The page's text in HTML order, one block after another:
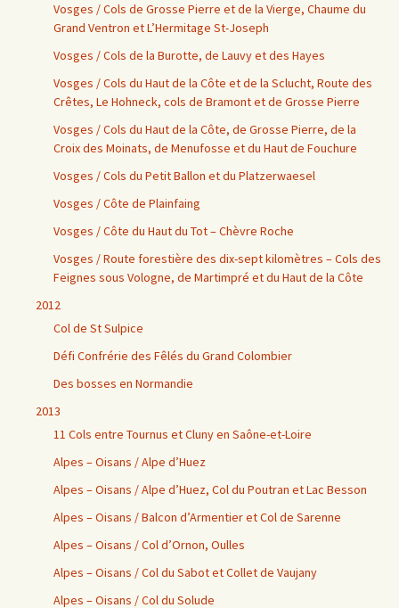
Vosges / Cols de Grosse Pierre et de la Vierge, Chaume du
Grand Ventron et L’Hermitage St-Joseph
Vosges / Cols de la Burotte, de Lauvy et des Hayes
Vosges / Cols du Haut de la Côte et de la Sclucht, Route des
Crêtes, Le Hohneck, cols de Bramont et de Grosse Pierre
Vosges / Cols du Haut de la Côte, de Grosse Pierre, de la
Croix des Moinats, de Menufosse et du Haut de Fouchure
Vosges / Cols du Petit Ballon et du Platzerwaesel
Vosges / Côte de Plainfaing
Vosges / Côte du Haut du Tot – Chèvre Roche
Vosges / Route forestière des dix-sept kilomètres – Cols des
Feignes sous Vologne, de Martimpré et du Haut de la Côte
2012
Col de St Sulpice
Défi Confrérie des Fêlés du Grand Colombier
Des bosses en Normandie
2013
11 Cols entre Tournus et Cluny en Saône-et-Loire
Alpes – Oisans / Alpe d’Huez
Alpes – Oisans / Alpe d’Huez, Col du Poutran et Lac Besson
Alpes – Oisans / Balcon d’Armentier et Col de Sarenne
Alpes – Oisans / Col d’Ornon, Oulles
Alpes – Oisans / Col du Sabot et Collet de Vaujany
Alpes – Oisans / Col du Solude